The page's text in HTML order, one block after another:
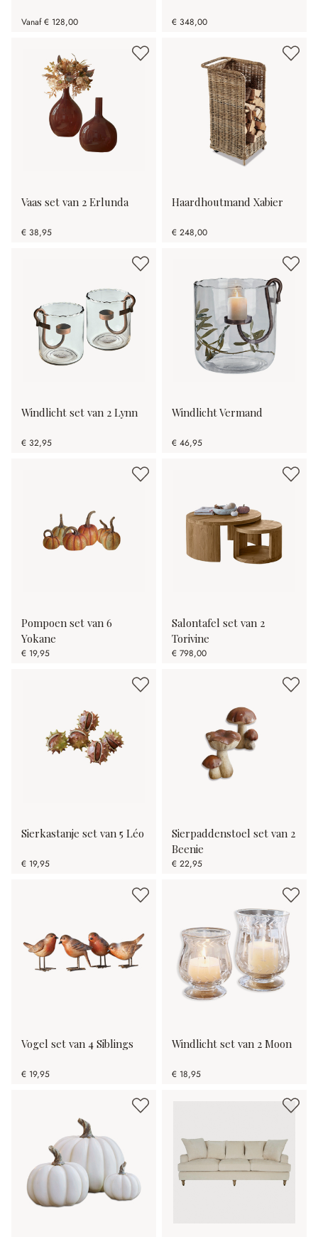
Vanaf € 128,00 € 348,00
Vaas set van 2 Erlunda
€ 38,95
Haardhoutmand Xabier
€ 248,00
Windlicht set van 2 Lynn
€ 32,95
Windlicht Vermand
€ 46,95
Pompoen set van 6
Yokane
€ 19,95
Salontafel set van 2
Torivine
€ 798,00
Sierkastanje set van 5 Léo
€ 19,95
Sierpaddenstoel set van 2
Beenie
€ 22,95
Vogel set van 4 Siblings
€ 19,95
Windlicht set van 2 Moon
€ 18,95